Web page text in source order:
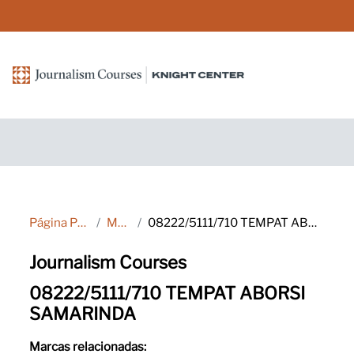
Página Principal Marcas 08222/5111/710 TEMPAT ABORSI SAMARINDA
Journalism Courses
08222/5111/710 TEMPAT ABORSI
SAMARINDA
Marcas relacionadas: